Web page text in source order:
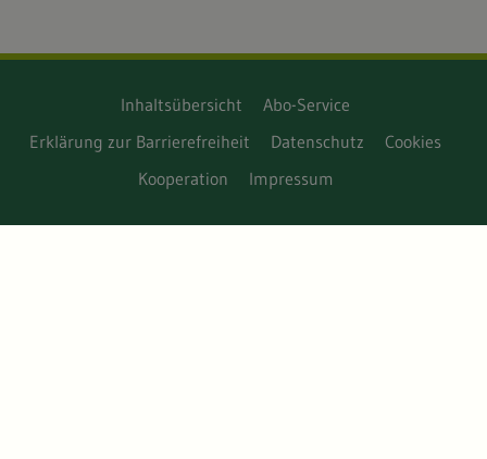
Inhaltsübersicht
Abo-Service
Erklärung zur Barrierefreiheit
Datenschutz
Cookies
Kooperation
Impressum